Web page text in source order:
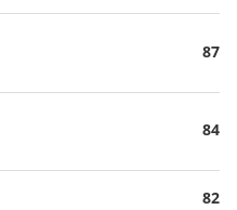
87
84
82